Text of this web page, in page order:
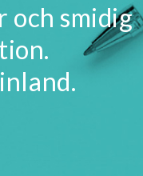
och smidig